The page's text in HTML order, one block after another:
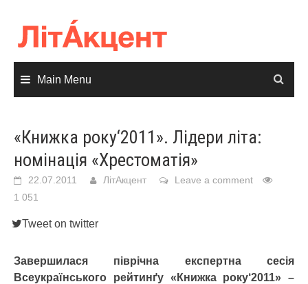
content
Main Menu
«Книжка року‘2011». Лідери літа:
номінація «Хрестоматія»
22.07.2011 ЛітАкцент
Leave a comment
1 051
Tweet on twitter
Завершилася піврічна експертна сесія
Всеукраїнського рейтинґу «Книжка року‘2011» –